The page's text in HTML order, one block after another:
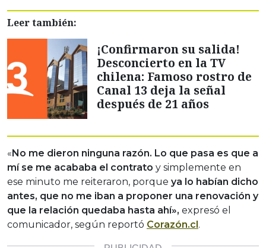
Leer también:
¡Confirmaron su salida!
Desconcierto en la TV
chilena: Famoso rostro de
Canal 13 deja la señal
después de 21 años
« No me dieron ninguna razón. Lo que pasa es que a
mí se me acababa el contrato y simplemente en
ese minuto me reiteraron, porque ya lo habían dicho
antes, que no me iban a proponer una renovación y
que la relación quedaba hasta ahí», expresó el
comunicador, según reportó Corazón.cl .